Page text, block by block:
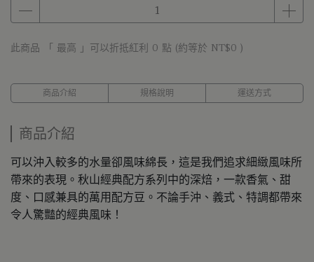
此商品 「 最高 」可以折抵紅利 0 點 (約等於 NT$0 )
商品介紹 規格說明 運送方式
商品介紹
可以沖入較多的水量卻風味綿長，這是我們追求細緻風味所
帶來的表現。秋山經典配方系列中的深焙，一款香氣、甜
度、口感兼具的萬用配方豆。不論手沖、義式、特調都帶來
令人驚豔的經典風味！